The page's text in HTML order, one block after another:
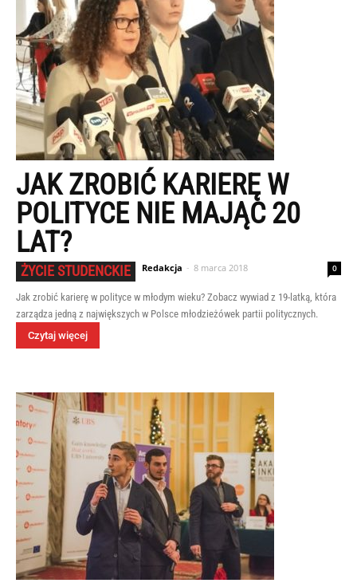
JAK ZROBIĆ KARIERĘ W
POLITYCE NIE MAJĄC 20
LAT?
ŻYCIE STUDENCKIE Redakcja - 8 marca 2018 0
Jak zrobić karierę w polityce w młodym wieku? Zobacz wywiad z 19-latką, która
zarządza jedną z największych w Polsce młodzieżówek partii politycznych.
Czytaj więcej